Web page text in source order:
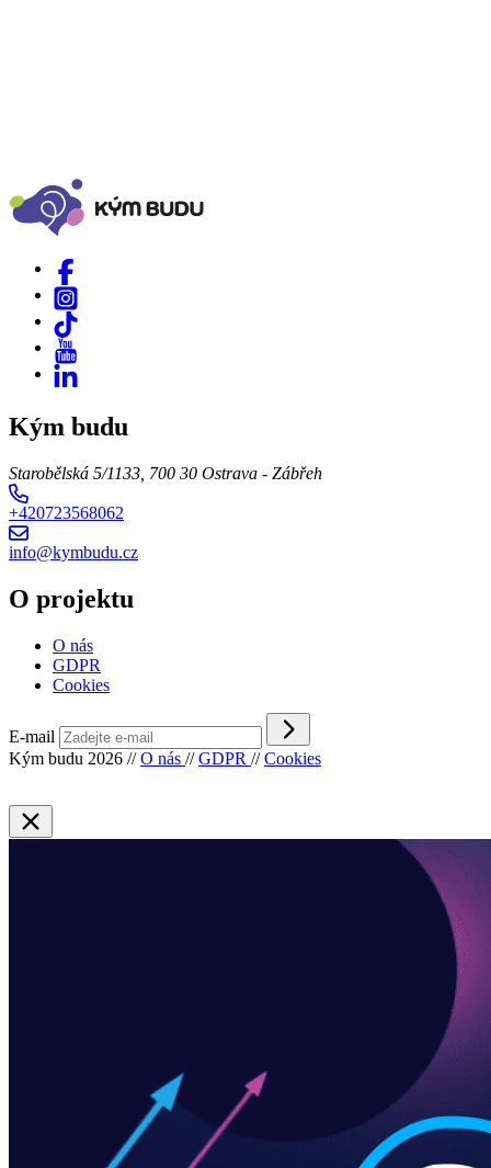
Kým budu
Starobělská 5/1133, 700 30 Ostrava - Zábřeh
+420723568062
info@kymbudu.cz
O projektu
O nás
GDPR
Cookies
E-mail
Kým budu 2026 // O nás // GDPR // Cookies